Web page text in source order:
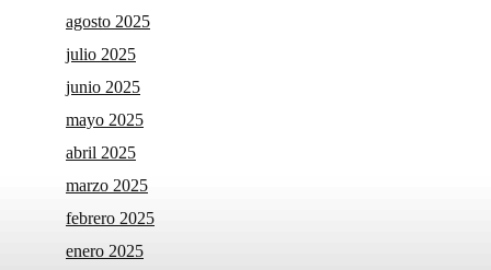
agosto 2025
julio 2025
junio 2025
mayo 2025
abril 2025
marzo 2025
febrero 2025
enero 2025